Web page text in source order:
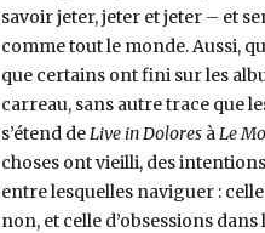
savoir jeter, jeter et jeter – et
comme tout le monde. Aussi,
que certains ont fini sur les
carreau, sans autre trace que
s’étend deLive in DoloresàLe
choses ont vieilli, des
entre lesquelles naviguer :
non, et celle d’obsessions